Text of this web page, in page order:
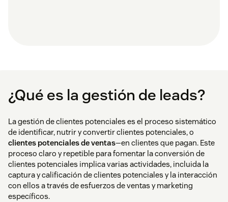
¿Qué es la gestión de leads?
La gestión de clientes potenciales es el proceso sistemático
de identificar, nutrir y convertir clientes potenciales, o
clientes potenciales de ventas—en clientes que pagan. Este
proceso claro y repetible para fomentar la conversión de
clientes potenciales implica varias actividades, incluida la
captura y calificación de clientes potenciales y la interacción
con ellos a través de esfuerzos de ventas y marketing
específicos.